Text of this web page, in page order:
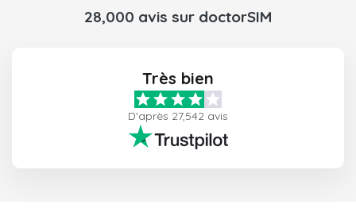
28,000 avis sur doctorSIM
Très bien
D'après 27,542 avis